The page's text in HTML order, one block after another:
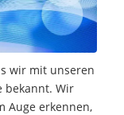
wir mit unseren
bekannt. Wir
Auge erkennen,